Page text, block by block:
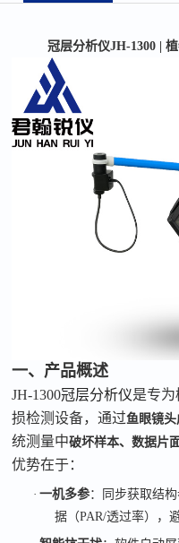
冠层分析仪JH-1300 |
一、 产品概述
JH-1300冠层分析仪是专
损检测设备，通过鱼眼镜
统测量中破坏样本、数据片
优势在于：
·一机多参：同步获取结
据（PAR/透过率），